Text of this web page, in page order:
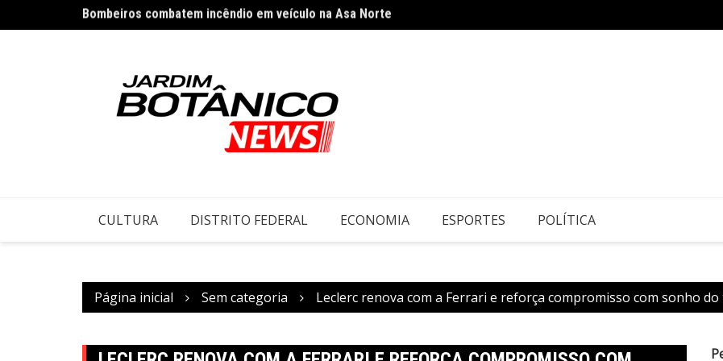
para
Acolhimento a pessoas em situação de rua ocorre em Sobradinho
CULTURA DISTRITO FEDERAL ECONOMIA ESPORTES POLÍTICA
Página inicial Sem categoria Leclerc renova com a Ferrari e reforça compromisso com sonho